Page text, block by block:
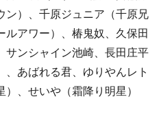
ン）、千原ジュニア（千原兄
アワー）、椿鬼奴、久保田
サンシャイン池崎、長田庄平
、あばれる君、ゆりやんレト
、せいや（霜降り明星）